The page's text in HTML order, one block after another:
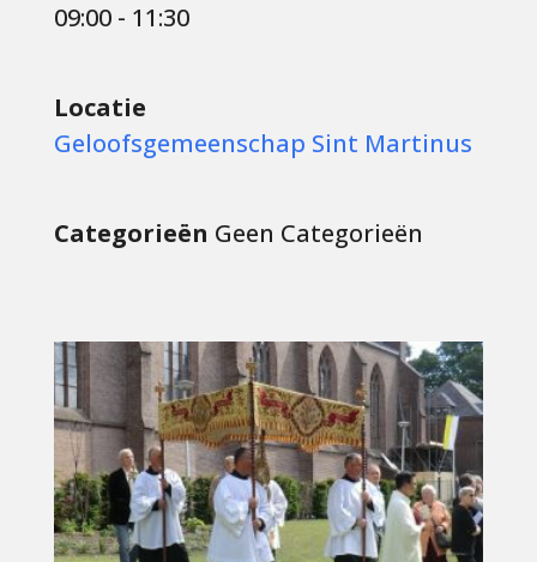
09:00 - 11:30
Locatie
Geloofsgemeenschap Sint Martinus
Categorieën Geen Categorieën